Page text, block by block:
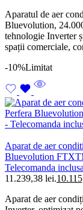
Aparatul de aer
Bluevolution,
tehnologie Inverter
spații comerciale,
-10%Limitat
Aparat de aer
Bluevolution
Telecomanda inclusa
11.239,38 lei.
Aparat de aer